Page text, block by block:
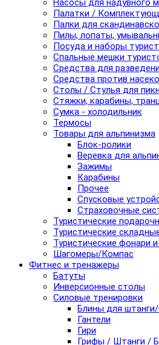
Насосы для надувного
Палатки /
Палки для
Пилы, лопаты,
Посуда и наборы
Спальные мешки
Средства для
Средства против
Столы / Стулья для
Стяжки, карабины,
Сумка - холодильник
Термосы
Товары для альпинизма
Блок-ролики
Веревка для
Зажимы
Карабины
Прочее
Спусковые
Страховочные
Туристические
Туристические
Туристические фонари
Шагомеры/Компас
Фитнес и тренажеры
Батуты
Инверсионные столы
Силовые тренировки
Блины для штанги/
Гантели
Гири
Грифы / Штанги /